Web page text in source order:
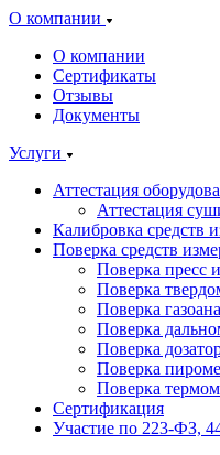
О компании
О компании
Сертификаты
Отзывы
Документы
Услуги
Аттестация
Аттестация
Калибровка средств
Поверка средств
Поверка пресс
Поверка
Поверка
Поверка
Поверка
Поверка
Поверка
Сертификация
Участие по 223-ФЗ,